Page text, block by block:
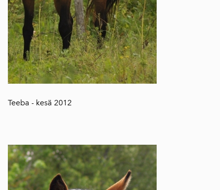
Teeba - kesä 2012